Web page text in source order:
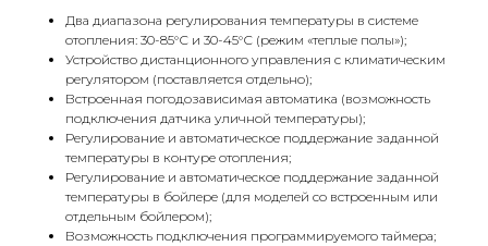
Два диапазона регулирования температуры в системе
отопления: 30-85°С и 30-45°С (режим «теплые полы»);
Устройство дистанционного управления с климатическим
регулятором (поставляется отдельно);
Встроенная погодозависимая автоматика (возможность
подключения датчика уличной температуры);
Регулирование и автоматическое поддержание заданной
температуры в контуре отопления;
Регулирование и автоматическое поддержание заданной
температуры в бойлере (для моделей со встроенным или
отдельным бойлером);
Возможность подключения программируемого таймера;